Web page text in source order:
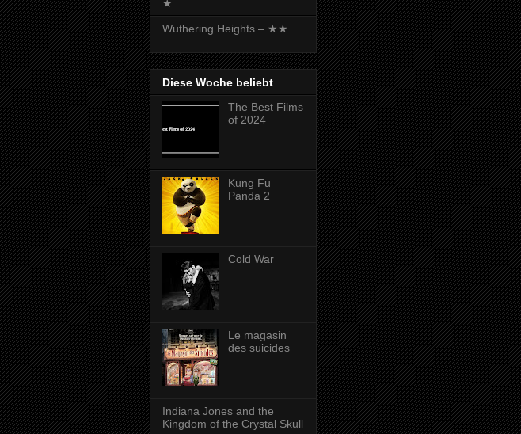
★
Wuthering Heights – ★★
Diese Woche beliebt
The Best Films
of 2024
Kung Fu
Panda 2
Cold War
Le magasin
des suicides
Indiana Jones and the
Kingdom of the Crystal Skull